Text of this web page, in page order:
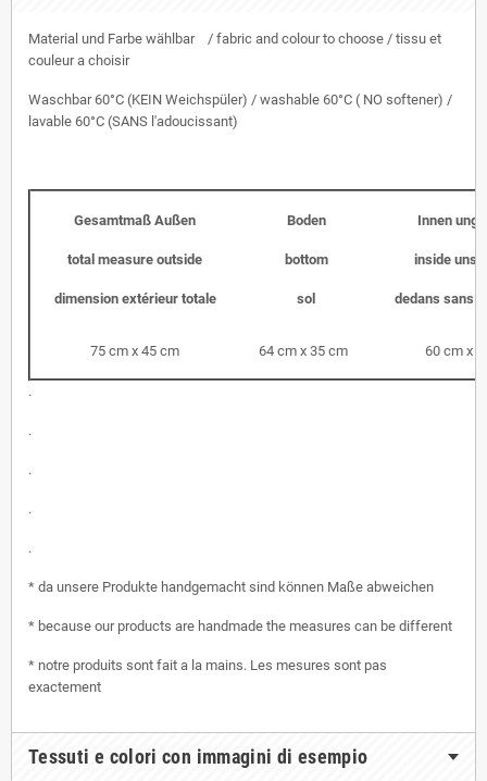
Material und Farbe wählbar / fabric and colour to choose / tissu et
couleur a choisir
Waschbar 60°C (KEIN Weichspüler) / washable 60°C ( NO softener) /
lavable 60°C (SANS l'adoucissant)
Gesamtmaß Außen
total measure outside
dimension extérieur totale
Boden
bottom
sol
Innen
inside
dedans sans
75 cm x 45 cm 64 cm x 35 cm 60 cm x
.
.
.
.
.
* da unsere Produkte handgemacht sind können Maße abweichen
* because our products are handmade the measures can be different
* notre produits sont fait a la mains. Les mesures sont pas
exactement
Tessuti e colori con immagini di esempio